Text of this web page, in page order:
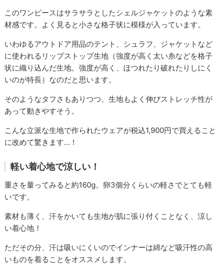
このワンピースはサラサラとしたシェルジャケットのような素
材感です。よく見ると小さな格子状に模様が入っています。
いわゆるアウトドア用品のテント、シュラフ、ジャケットなど
に使われるリップストップ生地（強度が高く太い糸などを格子
状に織り込んだ生地。強度が高く、ほつれたり破れたりしにく
いのが特長）なのだと思います。
そのようなタフさもありつつ、生地もよく伸びストレッチ性が
あって動きやすそう。
こんな立派な生地で作られたウェアが税込1,900円で買えること
に改めて驚きます…！
軽い着心地で涼しい！
重さを量ってみると約160g。卵3個分くらいの軽さでとても軽
いです。
素材も薄く、汗をかいても生地が肌に張り付くことなく、涼し
い着心地！
ただその分、汗は吸いにくいのでインナーは綿など吸汗性の高
いものを着ることをオススメします。